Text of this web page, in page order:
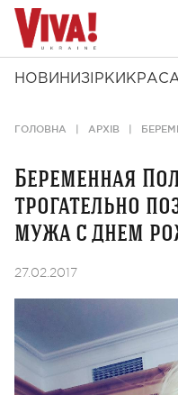
НОВИНИ ЗІРКИ
ГОЛОВНА АРХІВ
Беременная
трогательно
мужа с днем
27.02.2017